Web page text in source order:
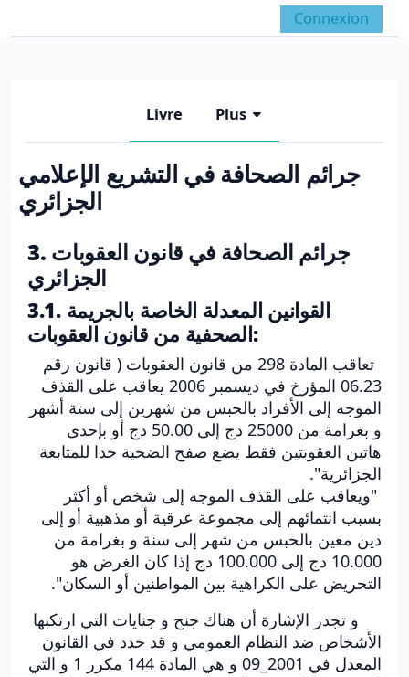
Panneau latéral
Activer/désactiver la
Connexion
Livre Plus
جرائم الصحافة في التشريع الإعلامي
الجزائري
3. جرائم الصحافة في قانون العقوبات
الجزائري
3.1. القوانين المعدلة الخاصة بالجريمة
الصحفية من قانون العقوبات:
تعاقب المادة 298 من قانون العقوبات ( قانون رقم
06.23 المؤرخ في ديسمبر 2006 يعاقب على القذف
الموجه إلى الأفراد بالحبس من شهرين إلى ستة أشهر
و بغرامة من 25000 دج إلى 50.00 دج أو بإحدى
هاتين العقوبتين فقط يضع صفح الضحية حدا للمتابعة
الجزائرية".
"ويعاقب على القذف الموجه إلى شخص أو أكثر
بسبب انتمائهم إلى مجموعة عرقية أو مذهبية أو إلى
دين معين بالحبس من شهر إلى سنة و بغرامة من
10.000 دج إلى 100.000 دج إذا كان الغرض هو
التحريض على الكراهية بين المواطنين أو السكان".
و تجدر الإشارة أن هناك جنح و جنايات التي ارتكبها
الأشخاص ضد النظام العمومي و قد حدد في القانون
المعدل في 2001_09 و هي المادة 144 مكرر 1 و التي